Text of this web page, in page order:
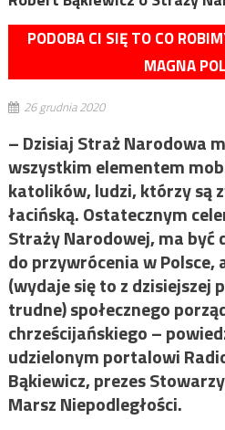
PODOBA CI SIĘ TO CO
MAGNA
26 grudnia 2020
– Dzisiaj Straż Narodowa
wszystkim elementem
katolików, ludzi, którzy są
łacińską. Ostatecznym
Straży Narodowej, ma być
do przywrócenia w Polsce,
(wydaje się to z dzisiejszej
trudne) społecznego
chrześcijańskiego –
udzielonym portalowi
Bąkiewicz, prezes
Marsz Niepodległości.